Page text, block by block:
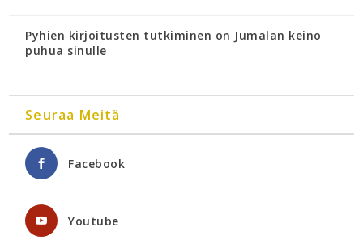
Pyhien kirjoitusten tutkiminen on Jumalan keino
puhua sinulle
Seuraa Meitä
Facebook
Youtube